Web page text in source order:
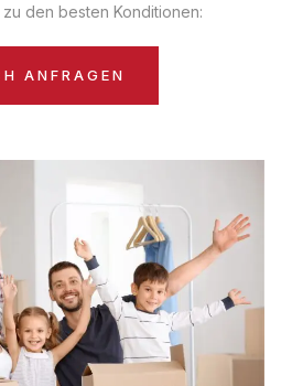
den besten Konditionen:
ANFRAGEN